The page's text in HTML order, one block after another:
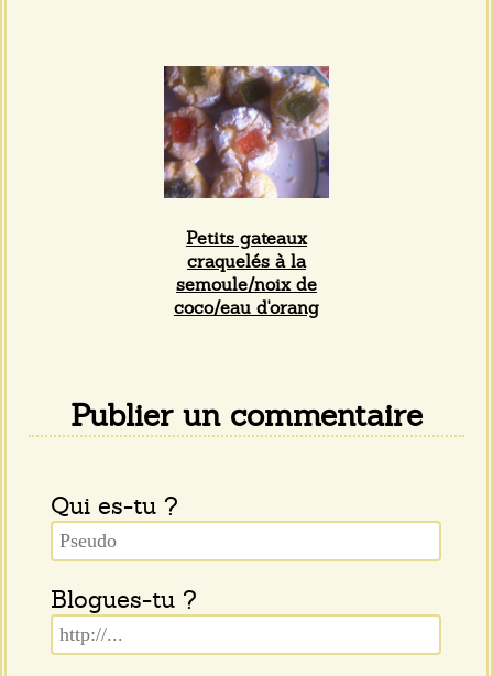
Petits gateaux
craquelés à la
semoule/noix de
coco/eau d'orang
Publier un commentaire
Qui es-tu ?
Blogues-tu ?